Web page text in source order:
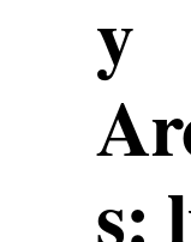
y
s: